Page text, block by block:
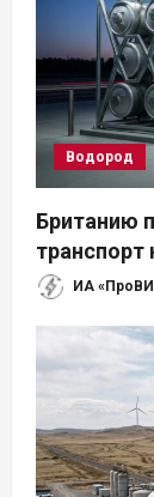
Водород
Британию
транспорт
ИА